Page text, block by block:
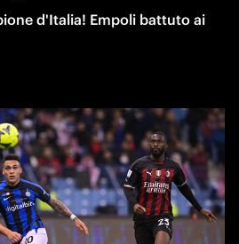
d'Italia! Empoli battuto ai